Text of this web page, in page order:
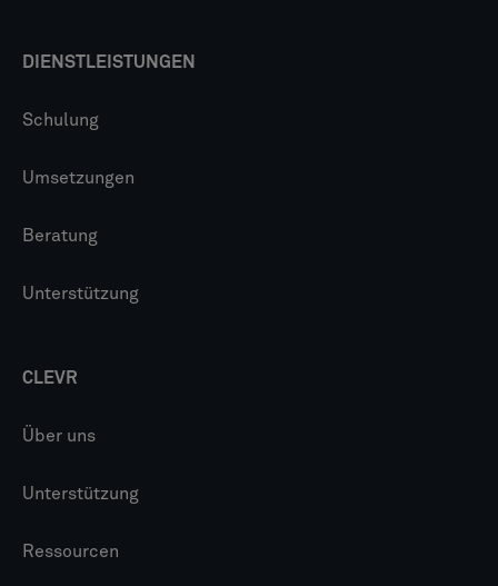
DIENSTLEISTUNGEN
Schulung
Umsetzungen
Beratung
Unterstützung
CLEVR
Über uns
Unterstützung
Ressourcen